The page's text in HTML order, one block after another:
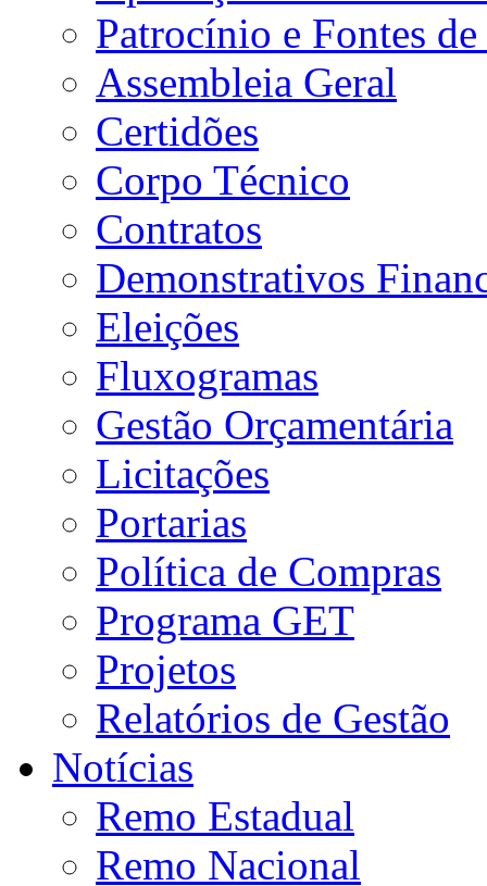
Patrocínio e Fontes de
Assembleia Geral
Certidões
Corpo Técnico
Contratos
Demonstrativos
Eleições
Fluxogramas
Gestão Orçamentária
Licitações
Portarias
Política de Compras
Programa GET
Projetos
Relatórios de Gestão
Notícias
Remo Estadual
Remo Nacional